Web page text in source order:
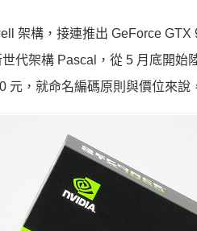
架構，接連推出 GeForce
代架構 Pascal，從 5 月底開
元，就命名編碼原則與價位來